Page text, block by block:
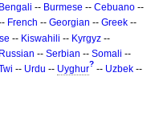
Bengali -- Burmese -- Cebuano --
French -- Georgian -- Greek --
-- Kiswahili -- Kyrgyz --
Russian -- Serbian -- Somali --
-- Urdu -- Uyghur? -- Uzbek --